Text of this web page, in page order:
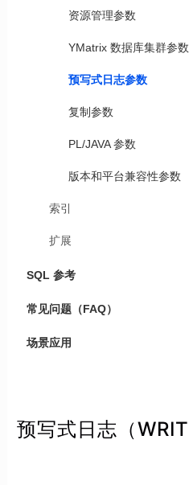
资源管理参数
YMatrix 数据库集群参数
预写式日志参数
复制参数
PL/JAVA 参数
版本和平台兼容性参数
索引
扩展
SQL 参考
常见问题（FAQ）
场景应用